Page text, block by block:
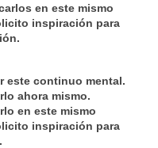
en este mismo
inspiración para
este continuo mental.
ahora mismo.
en este mismo
inspiración para